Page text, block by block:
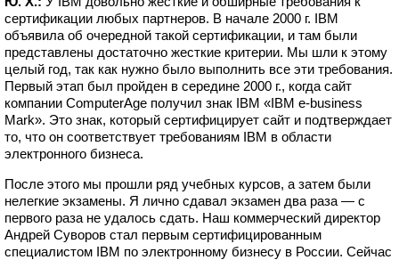
сертификации любых партнеров. В начале 2000 г. IBM
объявила об очередной такой сертификации, и там были
представлены достаточно жесткие критерии. Мы шли к этому
целый год, так как нужно было выполнить все эти требования.
Первый этап был пройден в середине 2000 г., когда сайт
компании ComputerAge получил знак IBM «IBM e-business
Mark». Это знак, который сертифицирует сайт и подтверждает
то, что он соответствует требованиям IBM в области
электронного бизнеса.
После этого мы прошли ряд учебных курсов, а затем были
нелегкие экзамены. Я лично сдавал экзамен два раза — с
первого раза не удалось сдать. Наш коммерческий директор
Андрей Суворов стал первым сертифицированным
специалистом IBM по электронному бизнесу в России. Сейчас